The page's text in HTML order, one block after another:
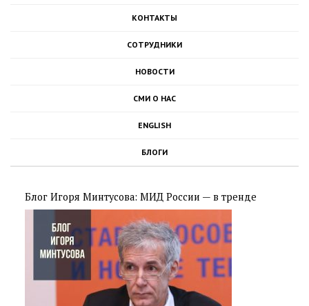
КОНТАКТЫ
СОТРУДНИКИ
НОВОСТИ
СМИ О НАС
ENGLISH
БЛОГИ
Блог Игоря Минтусова: МИД России — в тренде